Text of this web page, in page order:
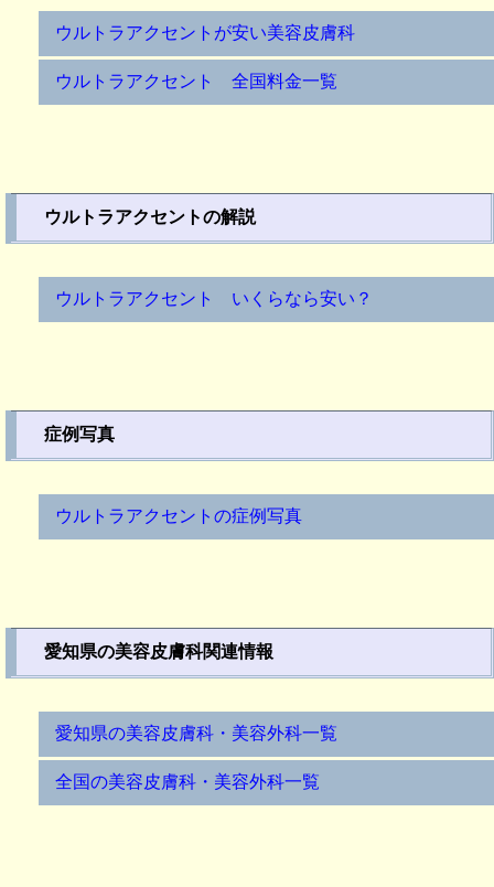
ウルトラアクセントが安い美容皮膚科
ウルトラアクセント 全国料金一覧
ウルトラアクセントの解説
ウルトラアクセント いくらなら安い？
症例写真
ウルトラアクセントの症例写真
愛知県の美容皮膚科関連情報
愛知県の美容皮膚科・美容外科一覧
全国の美容皮膚科・美容外科一覧